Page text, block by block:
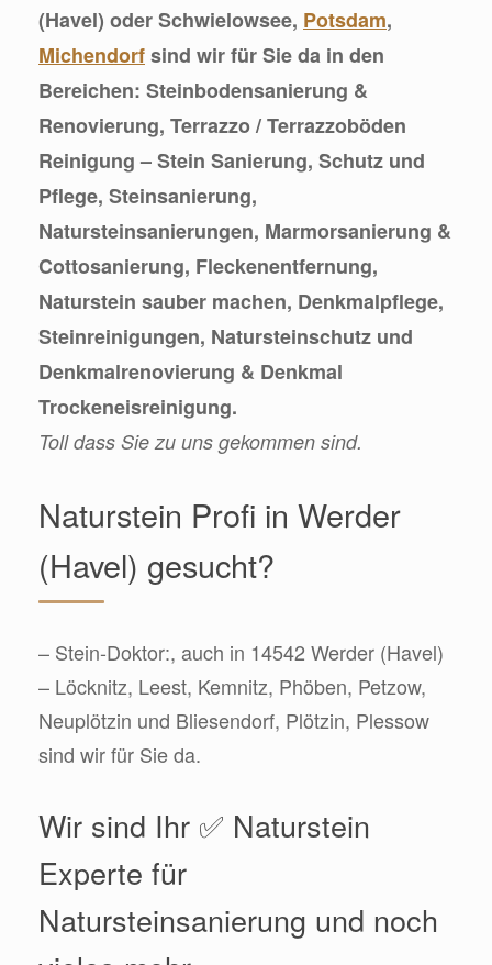
(Havel) oder Schwielowsee, Potsdam,
Michendorfsind wir für Sie da in den
Bereichen: Steinbodensanierung &
Renovierung, Terrazzo / Terrazzoböden
Reinigung – Stein Sanierung, Schutz und
Pflege, Steinsanierung,
Natursteinsanierungen, Marmorsanierung &
Cottosanierung, Fleckenentfernung,
Naturstein sauber machen, Denkmalpflege,
Steinreinigungen, Natursteinschutz und
Denkmalrenovierung & Denkmal
Trockeneisreinigung.
Toll dass Sie zu uns gekommen sind.
Naturstein Profi in Werder
(Havel) gesucht?
– Stein-Doktor:, auch in 14542 Werder (Havel)
– Löcknitz, Leest, Kemnitz, Phöben, Petzow,
Neuplötzin und Bliesendorf, Plötzin, Plessow
sind wir für Sie da.
Wir sind Ihr ✅ Naturstein
Experte für
Natursteinsanierung und noch